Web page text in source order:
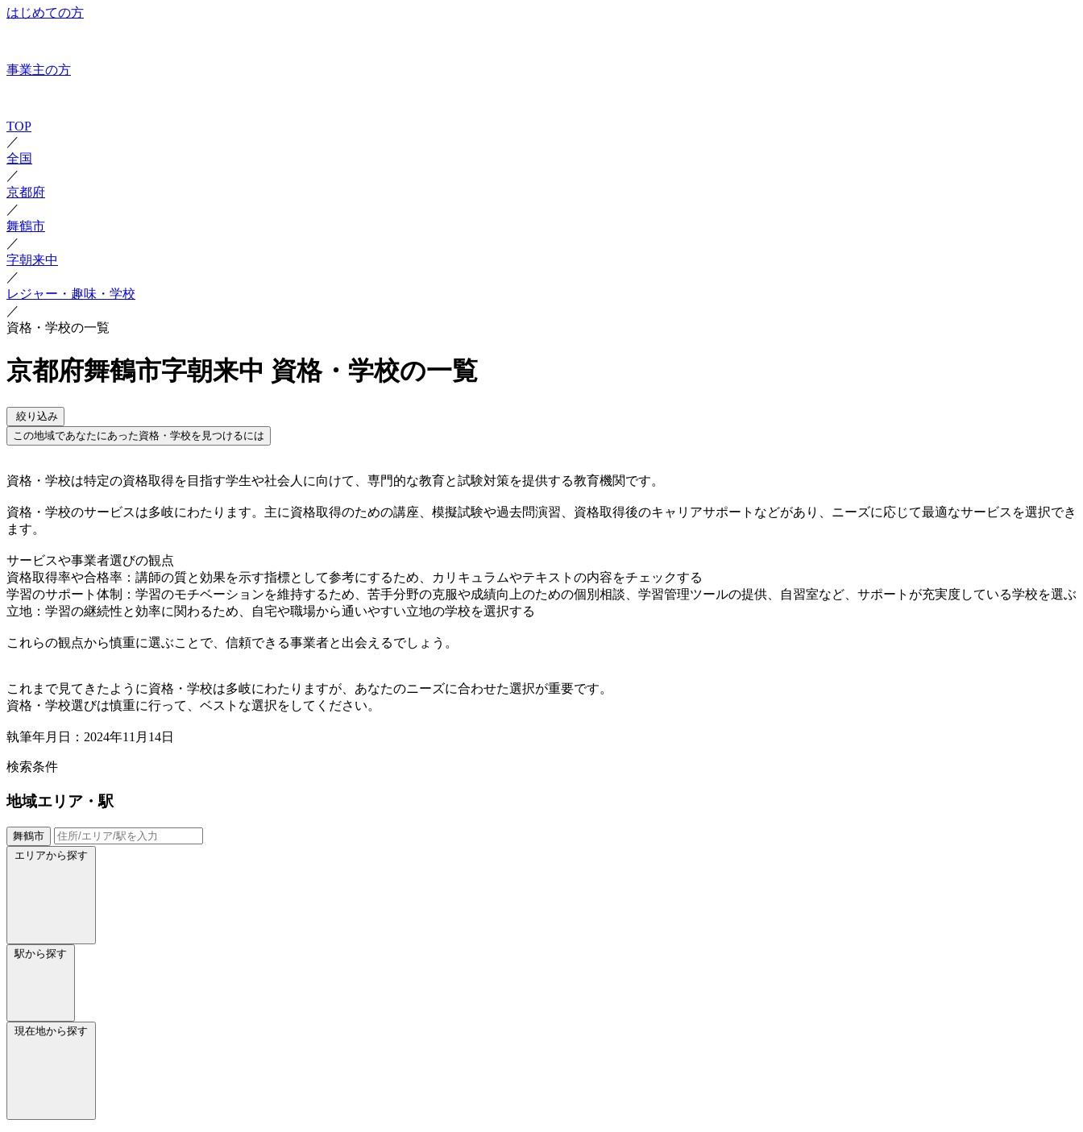
はじめての方
事業主の方
TOP
／
全国
／
京都府
／
舞鶴市
／
字朝来中
／
レジャー・趣味・学校
／
資格・学校の一覧
京都府舞鶴市字朝来中 資格・学校の一覧
絞り込み
この地域であなたにあった資格・学校を見つけるには
資格・学校は特定の資格取得を目指す学生や社会人に向けて、専門的な教育と試験対策を提供する教育機関です。
資格・学校のサービスは多岐にわたります。主に資格取得のための講座、模擬試験や過去問演習、資格取得後のキャリアサポートなどがあり、ニーズに応じて最適なサービスを選択でき
ます。
サービスや事業者選びの観点
資格取得率や合格率：講師の質と効果を示す指標として参考にするため、カリキュラムやテキストの内容をチェックする
学習のサポート体制：学習のモチベーションを維持するため、苦手分野の克服や成績向上のための個別相談、学習管理ツールの提供、自習室など、サポートが充実度している学校を選ぶ
立地：学習の継続性と効率に関わるため、自宅や職場から通いやすい立地の学校を選択する
これらの観点から慎重に選ぶことで、信頼できる事業者と出会えるでしょう。
これまで見てきたように資格・学校は多岐にわたりますが、あなたのニーズに合わせた選択が重要です。
資格・学校選びは慎重に行って、ベストな選択をしてください。
執筆年月日：2024年11月14日
検索条件
地域エリア・駅
舞鶴市
エリアから探す
駅から探す
現在地から探す